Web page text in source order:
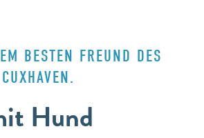
Hund
BESTEN FREUND DES